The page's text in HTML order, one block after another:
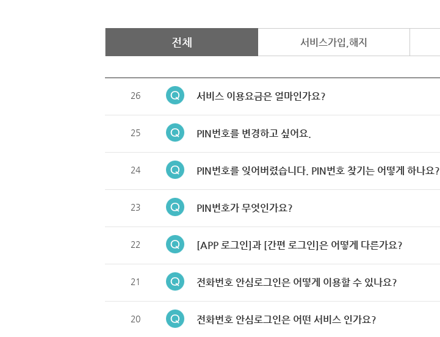
전체 서비스가입,해지
26 서비스 이용요금은 얼마인가요?
25 PIN번호를 변경하고 싶어요.
24 PIN번호를 잊어버렸습니다. PIN번호 찾기는 어떻게 하나요?
23 PIN번호가 무엇인가요?
22 [APP 로그인]과 [간편 로그인]은 어떻게 다른가요?
21 전화번호 안심로그인은 어떻게 이용할 수 있나요?
20 전화번호 안심로그인은 어떤 서비스 인가요?